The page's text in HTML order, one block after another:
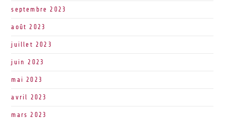
septembre 2023
août 2023
juillet 2023
juin 2023
mai 2023
avril 2023
mars 2023